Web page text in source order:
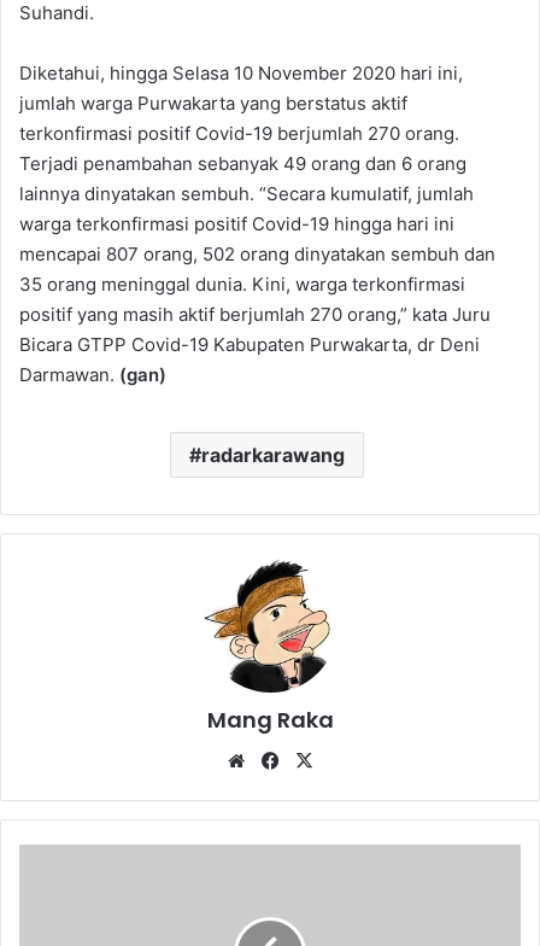
Suhandi.
Diketahui, hingga Selasa 10 November 2020 hari ini,
jumlah warga Purwakarta yang berstatus aktif
terkonfirmasi positif Covid-19 berjumlah 270 orang.
Terjadi penambahan sebanyak 49 orang dan 6 orang
lainnya dinyatakan sembuh. “Secara kumulatif, jumlah
warga terkonfirmasi positif Covid-19 hingga hari ini
mencapai 807 orang, 502 orang dinyatakan sembuh dan
35 orang meninggal dunia. Kini, warga terkonfirmasi
positif yang masih aktif berjumlah 270 orang,” kata Juru
Bicara GTPP Covid-19 Kabupaten Purwakarta, dr Deni
Darmawan. (gan)
radarkarawang
Mang Raka
WebsiteFacebook